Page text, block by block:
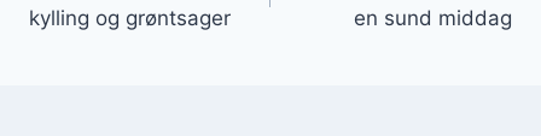
kylling og grøntsager
en sund middag